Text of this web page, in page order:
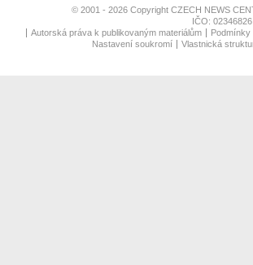
© 2001 - 2026 Copyright CZECH NEWS
IČO:
Autorská práva k publikovaným materiálům
Nastavení soukromí
Vlastnická